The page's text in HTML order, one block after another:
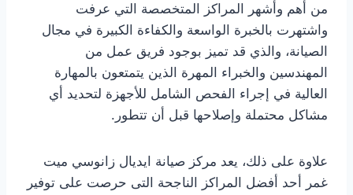
من أهم وأشهر المراكز المتخصصة التي عرفت
واشتهرت بالخبرة الواسعة والكفاءة الكبيرة في مجال
الصيانة، والذي قد تميز بوجود فريق عمل من
المهندسين والخبراء المهرة الذين يتمتعون بالمهارة
العالية في إجراء الفحص الشامل للأجهزة لتحديد أي
مشاكل محتملة وإصلاحها قبل أن تتطور.
علاوة على ذلك، يعد مركز صيانة ايديال زانوسي ميت
غمر أحد أفضل المراكز الناجحة التى حرصت على توفير